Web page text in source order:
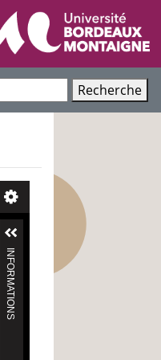
Recherche